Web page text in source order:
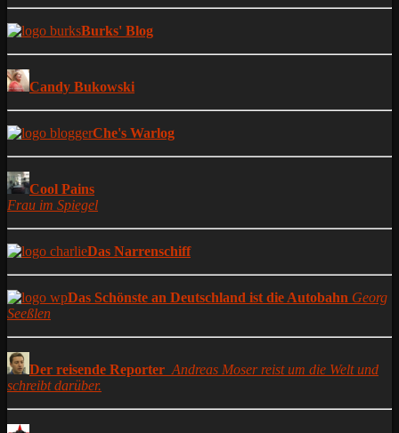
Burks' Blog
Candy Bukowski
Che's Warlog
Cool Pains
Frau im Spiegel
Das Narrenschiff
Das Schönste an Deutschland ist die Autobahn Georg
Seeßlen
Der reisende Reporter Andreas Moser reist um die Welt und
schreibt darüber.